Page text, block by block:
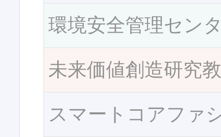
環境安全管理セン
未来価値創造研究
スマートコアファ